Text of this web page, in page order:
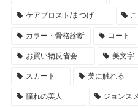
ケアプロスト/まつげ
カラー・骨格診断 コート
お買い物反省会 美文字
スカート 美に触れる
憧れの美人 ジョンス